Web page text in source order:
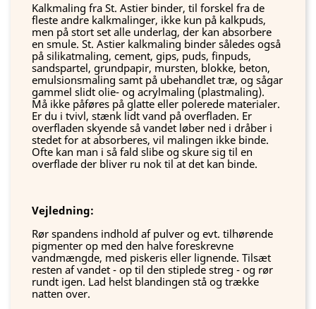
Kalkmaling fra St. Astier binder, til forskel fra de
fleste andre kalkmalinger, ikke kun på kalkpuds,
men på stort set alle underlag, der kan absorbere
en smule. St. Astier kalkmaling binder således også
på silikatmaling, cement, gips, puds, finpuds,
sandspartel, grundpapir, mursten, blokke, beton,
emulsionsmaling samt på ubehandlet træ, og sågar
gammel slidt olie- og acrylmaling (plastmaling).
Må ikke påføres på glatte eller polerede materialer.
Er du i tvivl, stænk lidt vand på overfladen. Er
overfladen skyende så vandet løber ned i dråber i
stedet for at absorberes, vil malingen ikke binde.
Ofte kan man i så fald slibe og skure sig til en
overflade der bliver ru nok til at det kan binde.
Vejledning:
Rør spandens indhold af pulver og evt. tilhørende
pigmenter op med den halve foreskrevne
vandmængde, med piskeris eller lignende. Tilsæt
resten af vandet - op til den stiplede streg - og rør
rundt igen. Lad helst blandingen stå og trække
natten over.